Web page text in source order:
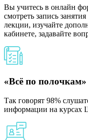
Вы учитесь в онлайн
смотреть запись
лекции, изучайте
кабинете, задавайте
«Всё по полочкам»
Так говорят 98%
информации на курсах